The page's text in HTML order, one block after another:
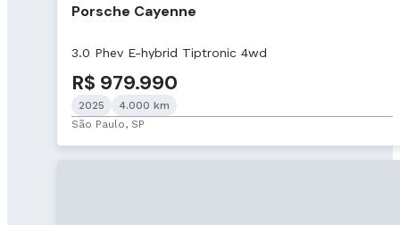
Porsche Cayenne
3.0 Phev E-hybrid Tiptronic 4wd
R$ 979.990
2025
4.000 km
São Paulo, SP